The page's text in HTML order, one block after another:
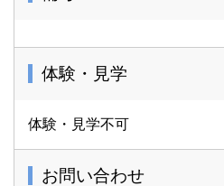
体験・見学
体験・見学不可
お問い合わせ